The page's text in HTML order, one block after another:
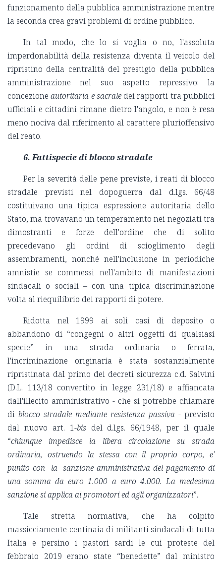
funzionamento della pubblica amministrazione mentre
la seconda crea gravi problemi di ordine pubblico.
In tal modo, che lo si voglia o no, l'assoluta
imperdonabilità della resistenza diventa il veicolo del
ripristino della centralità del prestigio della pubblica
amministrazione nel suo aspetto repressivo: la
concezioneautoritaria e sacraledei rapporti tra pubblici
ufficiali e cittadini rimane dietro l'angolo, e non è resa
meno nociva dal riferimento al carattere plurioffensivo
del reato.
6. Fattispecie di blocco stradale
Per la severità delle pene previste, i reati di blocco
stradale previsti nel dopoguerra dal d.lgs. 66/48
costituivano una tipica espressione autoritaria dello
Stato, ma trovavano un temperamento nei negoziati tra
dimostranti e forze dell'ordine che di solito
precedevano gli ordini di scioglimento degli
assembramenti, nonché nell'inclusione in periodiche
amnistie se commessi nell'ambito di manifestazioni
sindacali o sociali – con una tipica discriminazione
volta al riequilibrio dei rapporti di potere.
Ridotta nel 1999 ai soli casi di deposito o
abbandono di “congegni o altri oggetti di qualsiasi
specie” in una strada ordinaria o ferrata,
l'incriminazione originaria è stata sostanzialmente
ripristinata dal primo dei decreti sicurezza c.d. Salvini
(D.L. 113/18 convertito in legge 231/18) e affiancata
dall'illecito amministrativo - che si potrebbe chiamare
di blocco stradale mediante resistenza passiva - previsto
dal nuovo art. 1-bisdel d.lgs. 66/1948, per il quale
“chiunque impedisce la libera circolazione su strada
ordinaria, ostruendo la stessa con il proprio corpo, e'
punito con la sanzione amministrativa del pagamento di
una somma da euro 1.000 a euro 4.000. La medesima
sanzione si applica ai promotori ed agli organizzatori”.
Tale stretta normativa, che ha colpito
massicciamente centinaia di militanti sindacali di tutta
Italia e persino i pastori sardi le cui proteste del
febbraio 2019 erano state “benedette” dal ministro